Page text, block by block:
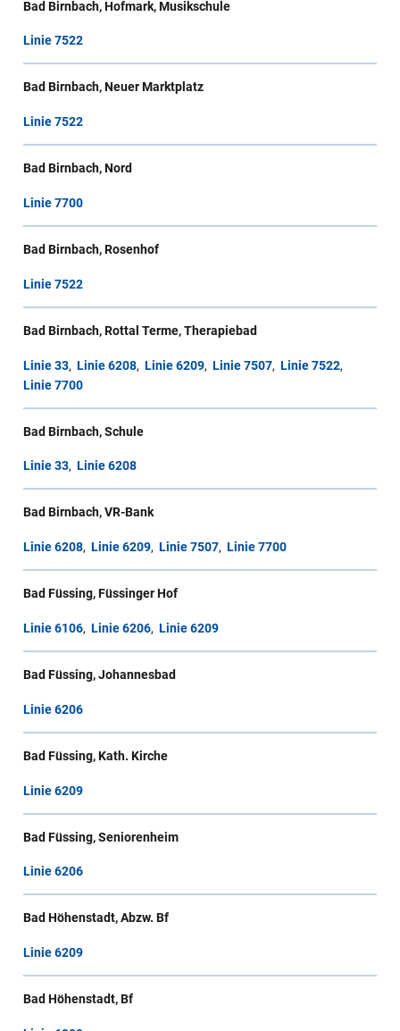
Bad Birnbach, Hofmark, Musikschule
Linie 7522
Bad Birnbach, Neuer Marktplatz
Linie 7522
Bad Birnbach, Nord
Linie 7700
Bad Birnbach, Rosenhof
Linie 7522
Bad Birnbach, Rottal Terme, Therapiebad
Linie 33,Linie 6208,Linie 6209,Linie 7507,Linie 7522,
Linie 7700
Bad Birnbach, Schule
Linie 33,Linie 6208
Bad Birnbach, VR-Bank
Linie 6208,Linie 6209,Linie 7507,Linie 7700
Bad Füssing, Füssinger Hof
Linie 6106,Linie 6206,Linie 6209
Bad Füssing, Johannesbad
Linie 6206
Bad Füssing, Kath. Kirche
Linie 6209
Bad Füssing, Seniorenheim
Linie 6206
Bad Höhenstadt, Abzw. Bf
Linie 6209
Bad Höhenstadt, Bf